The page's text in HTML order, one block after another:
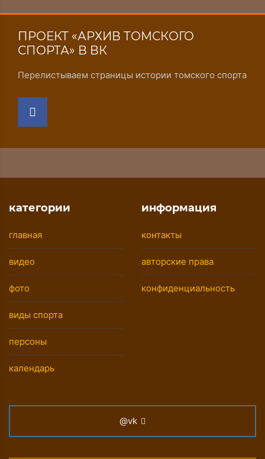
ПРОЕКТ «АРХИВ ТОМСКОГО
СПОРТА» В ВК
Перелистываем страницы истории томского спорта
категории
главная
видео
фото
виды спорта
персоны
календарь
информация
контакты
авторские права
конфиденциальность
@vk